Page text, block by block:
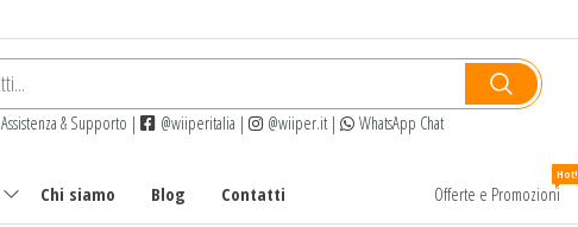
Assistenza & Supporto | @wiiperitalia | @wiiper.it | WhatsApp Chat
Chi siamo Blog Contatti Offerte e Promozioni
Hot!